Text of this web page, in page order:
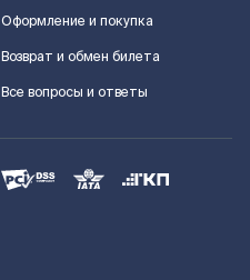
Оформление и покупка
Возврат и обмен билета
Все вопросы и ответы